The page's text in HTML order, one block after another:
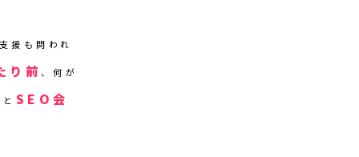
援も問われ
り前、何が
SEO会